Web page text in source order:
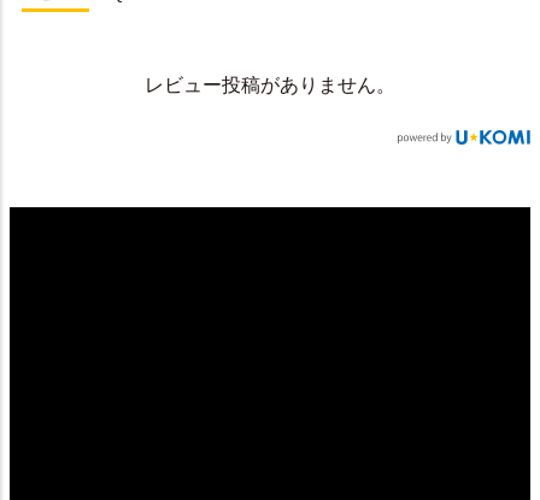
レビュー投稿がありません。